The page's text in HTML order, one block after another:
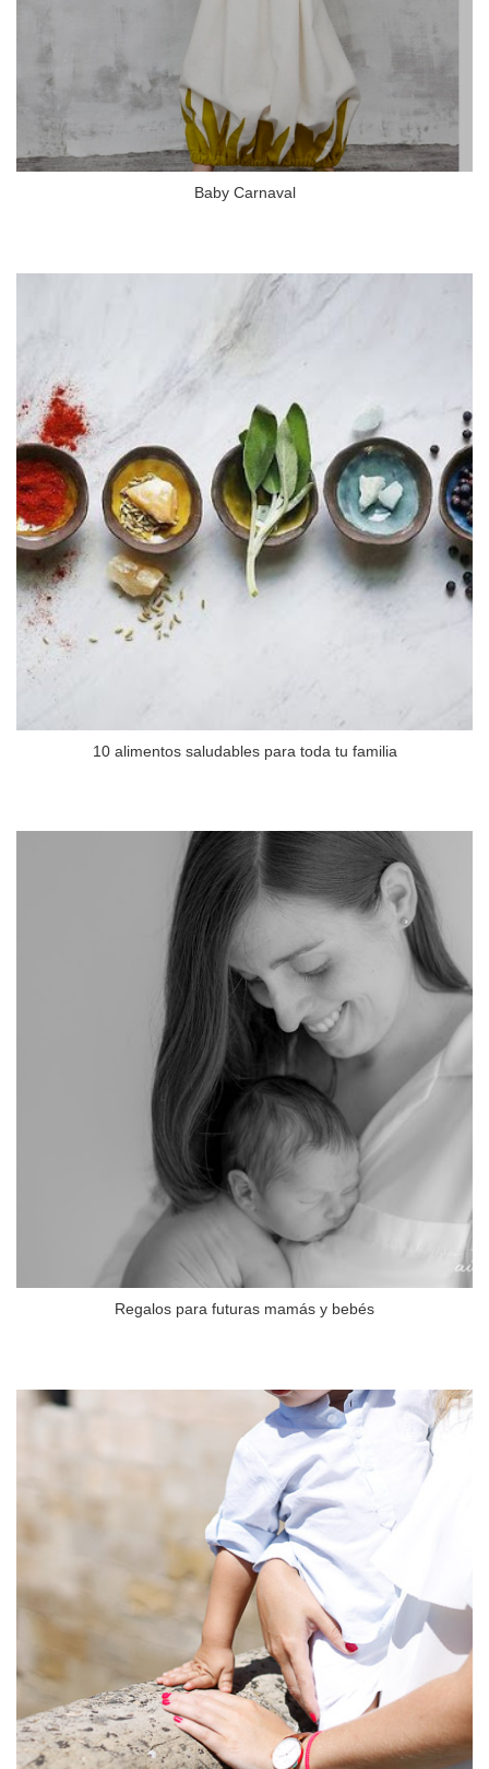
Baby Carnaval
10 alimentos saludables para toda tu familia
Regalos para futuras mamás y bebés